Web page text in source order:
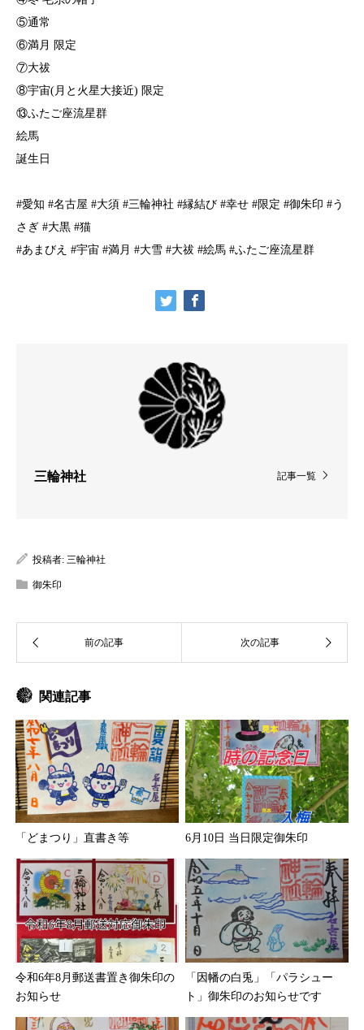
⑤通常
⑥満月 限定
⑦大祓
⑧宇宙(月と火星大接近) 限定
⑬ふたご座流星群
絵馬
誕生日
#愛知 #名古屋 #大須 #三輪神社 #縁結び #幸せ #限定 #御朱印 #う
さぎ #大黒 #猫
#あまびえ #宇宙 #満月 #大雪 #大祓 #絵馬 #ふたご座流星群
記事一覧
三輪神社
投稿者: 三輪神社
御朱印
関連記事
「どまつり」直書き等 6月10日 当日限定御朱印
令和6年8月郵送書置き御朱印の
お知らせ
「因幡の白兎」「パラシュー
ト」御朱印のお知らせです